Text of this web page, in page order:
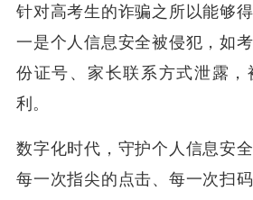
针对高考生的诈骗之所以能够
一是个人信息安全被侵犯，如
份证号、家长联系方式泄露，
利。
数字化时代，守护个人信息安
每一次指尖的点击、每一次扫